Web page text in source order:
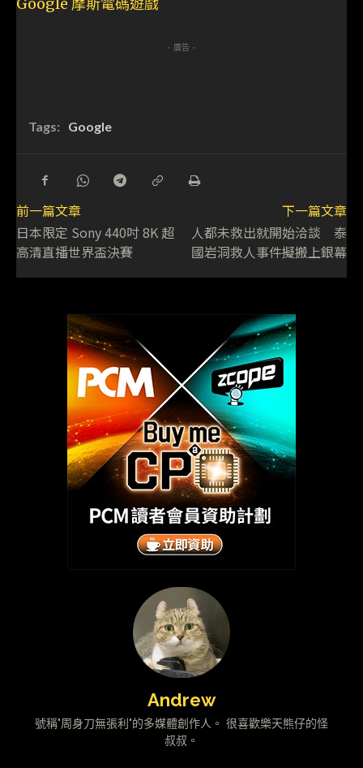
Google 摩斯電碼遊戲
- 廣告 -
Tags: Google
前一篇文章
日本限定 Sony 440吋 8K 超
高清直播世界盃決賽
下一篇文章
人都未救出就開始洽談 泰
國岩洞救人事件擬搬上銀幕
Andrew
號稱"周身刀無張利"的多媒體創作人。 很喜歡樂天熊仔的怪
叔叔。